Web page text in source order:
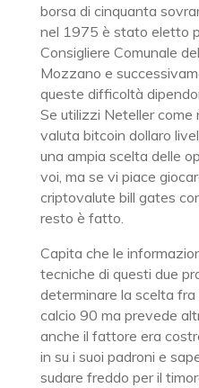
borsa di cinquanta
nel 1975 è stato eletto
Consigliere Comunale
Mozzano e
queste difficoltà
Se utilizzi Neteller
valuta bitcoin dollaro
una ampia scelta delle
voi, ma se vi piace
criptovalute bill gates
resto è fatto.
Capita che le
tecniche di questi due
determinare la scelta fra
calcio 90 ma prevede
anche il fattore era
in su i suoi padroni e
sudare freddo per il